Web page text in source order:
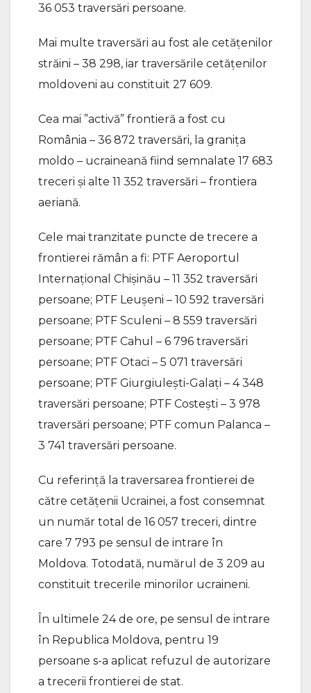
36 053 traversări persoane.
Mai multe traversări au fost ale cetățenilor
străini – 38 298, iar traversările cetățenilor
moldoveni au constituit 27 609.
Cea mai ”activă” frontieră a fost cu
România – 36 872 traversări, la granița
moldo – ucraineană fiind semnalate 17 683
treceri și alte 11 352 traversări – frontiera
aeriană.
Cele mai tranzitate puncte de trecere a
frontierei rămân a fi: PTF Aeroportul
Internațional Chișinău – 11 352 traversări
persoane; PTF Leușeni – 10 592 traversări
persoane; PTF Sculeni – 8 559 traversări
persoane; PTF Cahul – 6 796 traversări
persoane; PTF Otaci – 5 071 traversări
persoane; PTF Giurgiulești-Galați – 4 348
traversări persoane; PTF Costești – 3 978
traversări persoane; PTF comun Palanca –
3 741 traversări persoane.
Cu referință la traversarea frontierei de
către cetățenii Ucrainei, a fost consemnat
un număr total de 16 057 treceri, dintre
care 7 793 pe sensul de intrare în
Moldova. Totodată, numărul de 3 209 au
constituit trecerile minorilor ucraineni.
În ultimele 24 de ore, pe sensul de intrare
în Republica Moldova, pentru 19
persoane s-a aplicat refuzul de autorizare
a trecerii frontierei de stat.